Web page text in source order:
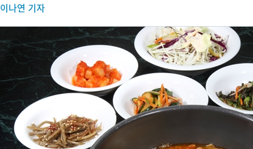
이나연 기자